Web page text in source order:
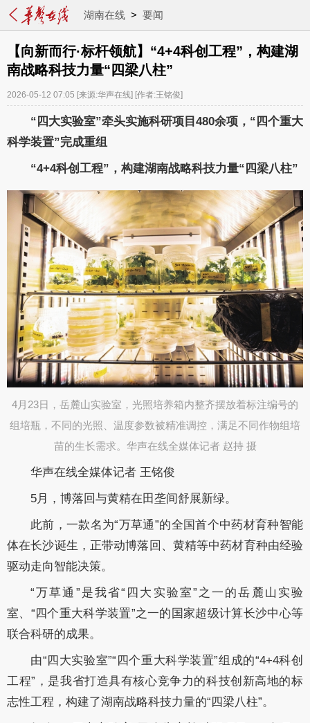
湖南在线> 要闻
【向新而行·标杆领航】“4+4科创工程”，构建湖
南战略科技力量“四梁八柱”
2026-05-12 07:05 [来源:华声在线] [作者:王铭俊]
“四大实验室”牵头实施科研项目480余项，“四个重大
科学装置”完成重组
“4+4科创工程”，构建湖南战略科技力量“四梁八柱”
4月23日，岳麓山实验室，光照培养箱内整齐摆放着标注编号的
组培瓶，不同的光照、温度参数被精准调控，满足不同作物组培
苗的生长需求。华声在线全媒体记者 赵持 摄
华声在线全媒体记者 王铭俊
5月，博落回与黄精在田垄间舒展新绿。
此前，一款名为“万草通”的全国首个中药材育种智能
体在长沙诞生，正带动博落回、黄精等中药材育种由经验
驱动走向智能决策。
“万草通”是我省“四大实验室”之一的岳麓山实验
室、“四个重大科学装置”之一的国家超级计算长沙中心等
联合科研的成果。
由“四大实验室”“四个重大科学装置”组成的“4+4科创
工程”，是我省打造具有核心竞争力的科技创新高地的标
志性工程，构建了湖南战略科技力量的“四梁八柱”。